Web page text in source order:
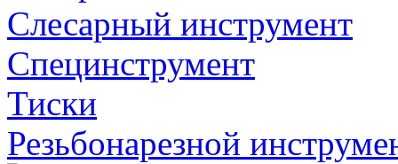
Слесарный инструмент
Специнструмент
Тиски
Резьбонарезной